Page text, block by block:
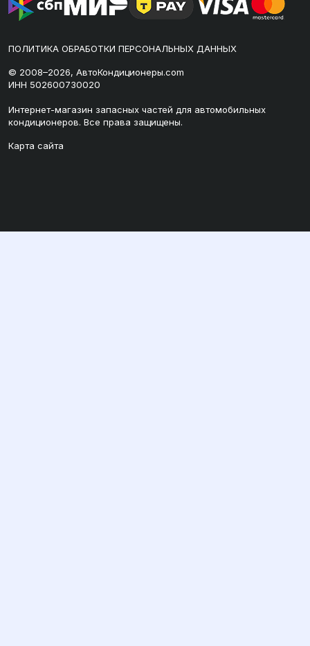
ПОЛИТИКА ОБРАБОТКИ ПЕРСОНАЛЬНЫХ ДАННЫХ
© 2008–2026, АвтоКондиционеры.com
ИНН 502600730020
Интернет-магазин запасных частей для автомобильных
кондиционеров. Все права защищены.
Карта сайта